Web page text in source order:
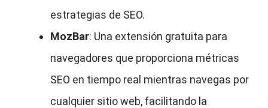
estrategias de SEO.
MozBar: Una extensión gratuita para
navegadores que proporciona métricas
SEO en tiempo real mientras navegas por
cualquier sitio web, facilitando la